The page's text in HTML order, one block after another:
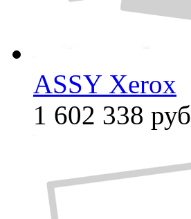
ASSY Xerox
1 602 338 руб